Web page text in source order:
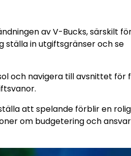
av V-Bucks, särskilt
ställa in utgiftsgränser och se
och navigera till avsnittet för
att spelande förblir en
om budgetering och